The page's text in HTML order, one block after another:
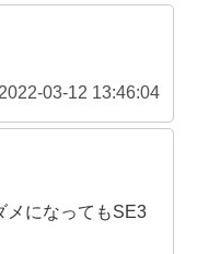
2022-03-12 13:46:04
メになってもSE3